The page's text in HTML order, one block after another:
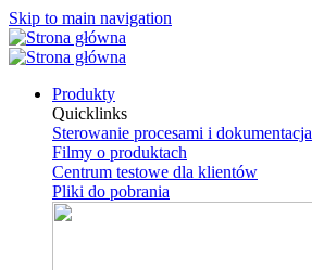
Skip to main navigation
Produkty
Quicklinks
Sterowanie procesami i dokumentacja
Filmy o produktach
Centrum testowe dla klientów
Pliki do pobrania